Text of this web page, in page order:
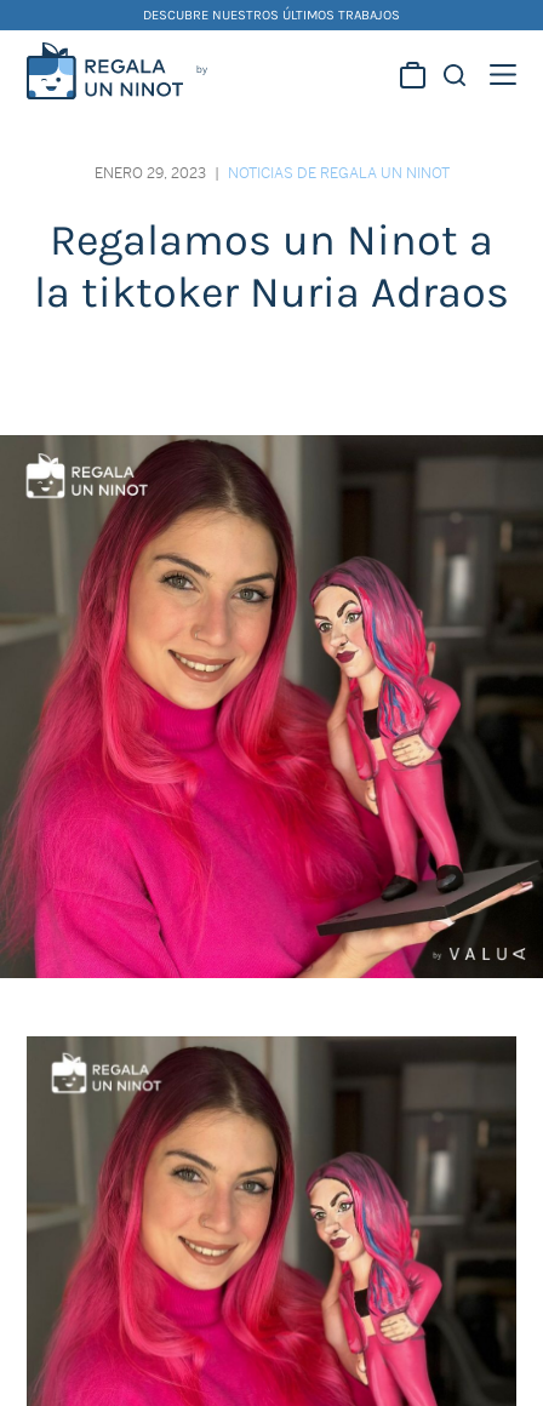
content
DESCUBRE NUESTROS ÚLTIMOS TRABAJOS
falleros y foguereros
ENERO 29, 2023 | NOTICIAS DE REGALA UN NINOT
Regalamos un Ninot a
la tiktoker Nuria Adraos